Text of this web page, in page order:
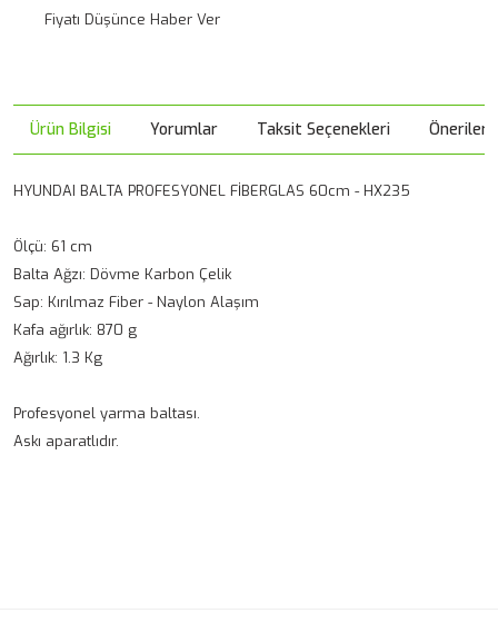
Fiyatı Düşünce Haber Ver
Ürün Bilgisi Yorumlar Taksit Seçenekleri
HYUNDAI BALTA PROFESYONEL FİBERGLAS 60cm - HX235
Ölçü: 61 cm
Balta Ağzı: Dövme Karbon Çelik
Sap: Kırılmaz Fiber - Naylon Alaşım
Kafa ağırlık: 870 g
Ağırlık: 1.3 Kg
Profesyonel yarma baltası.
Askı aparatlıdır.